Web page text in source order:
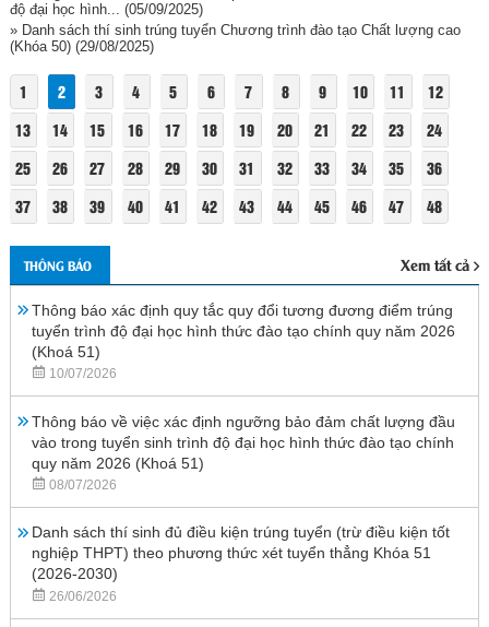
độ đại học hình...
(05/09/2025)
» Danh sách thí sinh trúng tuyển Chương trình đào tạo Chất lượng cao
(Khóa 50)(29/08/2025)
1 2 3 4 5 6 7 8 9 10 11
12
13
14 15 16 17 18 19 20 21 22 23
24
25
26 27 28 29 30 31 32 33 34 35
36
37
38 39 40 41 42 43 44 45 46 47 48
THÔNG BÁO Xem tất cả
Thông báo xác định quy tắc quy đổi tương đương điểm trúng
tuyển trình độ đại học hình thức đào tạo chính quy năm 2026
(Khoá 51)
10/07/2026
Thông báo về việc xác định ngưỡng bảo đảm chất lượng đầu
vào trong tuyển sinh trình độ đại học hình thức đào tạo chính
quy năm 2026 (Khoá 51)
08/07/2026
Danh sách thí sinh đủ điều kiện trúng tuyển (trừ điều kiện tốt
nghiệp THPT) theo phương thức xét tuyển thẳng Khóa 51
(2026-2030)
26/06/2026